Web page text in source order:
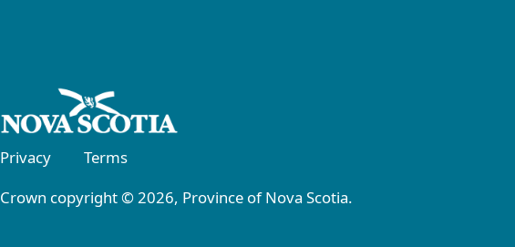
Privacy
Terms
Crown copyright © 2026, Province of Nova Scotia.